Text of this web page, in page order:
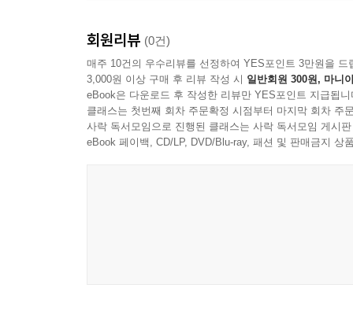
영화들을 다수 접해서 많이 쓰이고 자주 나오는
만드는 것은 쉬운 일도 아니고 그래서 중도 포기
많이 들어 있어 효율성이란 측면에서도 문제가
공부하는게 지속성이나 효 율성의 문제에서 더욱
빈출표현만 모아…
회원리뷰 (0건)
매주 10건의 우수리뷰를 선정하여 YES포인트 3만원을 드
3,000원 이상 구매 후 리뷰 작성 시 일반회원 300원, 마니
eBook은 다운로드 후 작성한 리뷰만 YES포인트 지급됩니
클래스는 첫번째 회차 주문확정 시점부터 마지막 회차 주
사락 독서모임으로 진행된 클래스는 사락 독서모임 게시
eBook 페이백, CD/LP, DVD/Blu-ray, 패션 및 판매금지 상